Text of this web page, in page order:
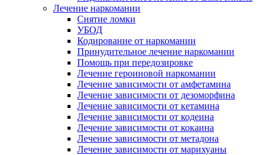
Лечение наркомании
Снятие ломки
УБОД
Кодирование от наркомании
Принудительное лечение наркомании
Помощь при передозировке
Лечение героиновой наркомании
Лечение зависимости от амфетамина
Лечение зависимости от дезоморфина
Лечение зависимости от кетамина
Лечение зависимости от кодеина
Лечение зависимости от кокаина
Лечение зависимости от метадона
Лечение зависимости от марихуаны